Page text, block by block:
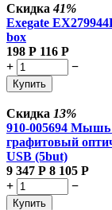
Скидка41%
Exegate
box
198 Р 116 Р
+
−
Купить
Скидка 13%
910-005694 Мышь
графитовый
USB (5but)
9 347 Р 8 105 Р
+
−
Купить